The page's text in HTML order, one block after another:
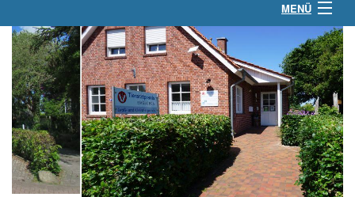
MENÜ
Über uns
Kleintierpraxis
Großtierpraxis
Kontakt & Anfahrt